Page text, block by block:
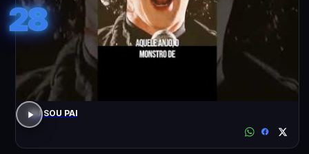
28
EU SOU PAI